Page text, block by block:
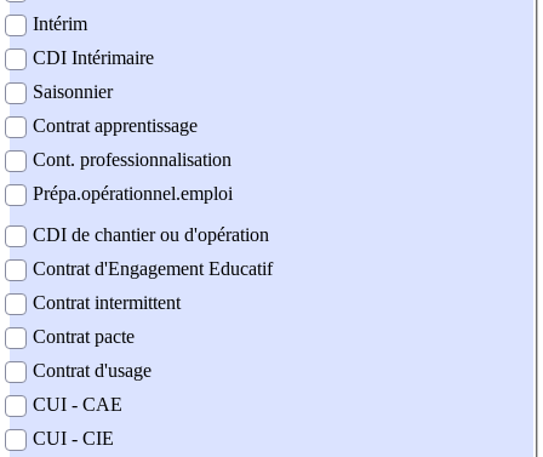
Intérim
CDI Intérimaire
Saisonnier
Contrat apprentissage
Cont. professionnalisation
Prépa.opérationnel.emploi
CDI de chantier ou d'opération
Contrat d'Engagement Educatif
Contrat intermittent
Contrat pacte
Contrat d'usage
CUI - CAE
CUI - CIE